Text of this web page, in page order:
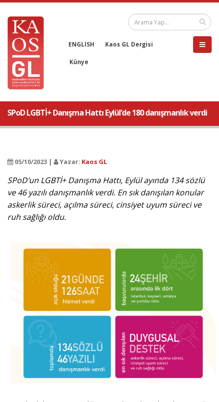
ENGLISH Kaos GL Dergisi
Künye
SPoD LGBTİ+ Danışma Hattı Eylül’de 180 danışmanlık verdi
05/10/2023 | Yazar: Kaos GL
SPoD’un LGBTİ+ Danışma Hattı, Eylül ayında 134 sözlü
ve 46 yazılı danışmanlık verdi. En sık danışılan konular
askerlik süreci, açılma süreci, cinsiyet uyum süreci ve
ruh sağlığı oldu.